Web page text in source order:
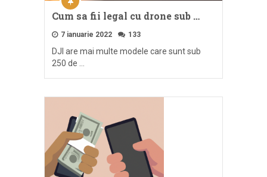
Cum sa fii legal cu drone sub …
7 ianuarie 2022 133
DJI are mai multe modele care sunt sub
250 de …